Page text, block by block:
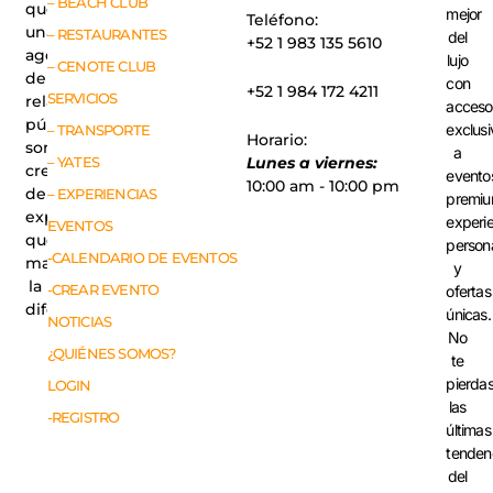
que
una
agencia
de
relaciones
públicas,
somos
creadores
de
experiencias
que
marcan
la
diferencia.
– RESTAURANTES
– CENOTE CLUB
SERVICIOS
– TRANSPORTE
– YATES
– EXPERIENCIAS
EVENTOS
-CALENDARIO DE EVENTOS
-CREAR EVENTO
NOTICIAS
¿QUIÉNES SOMOS?
LOGIN
-REGISTRO
Teléfono:
+52 1 983 135 5610
+52 1 984 172 4211
Horario:
Lunes a viernes:
10:00 am - 10:00 pm
mejor
del
lujo
con
acceso
a
y
ofertas
únicas.
No
te
pierdas
las
últimas
del